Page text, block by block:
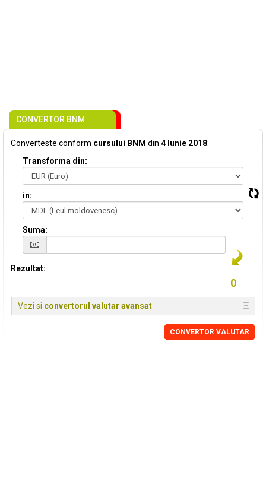
CONVERTOR BNM
Converteste conform cursului BNM din 4 Iunie 2018:
Transforma din:
in:
Suma:
Rezultat:
Vezi si convertorul valutar avansat
CONVERTOR VALUTAR